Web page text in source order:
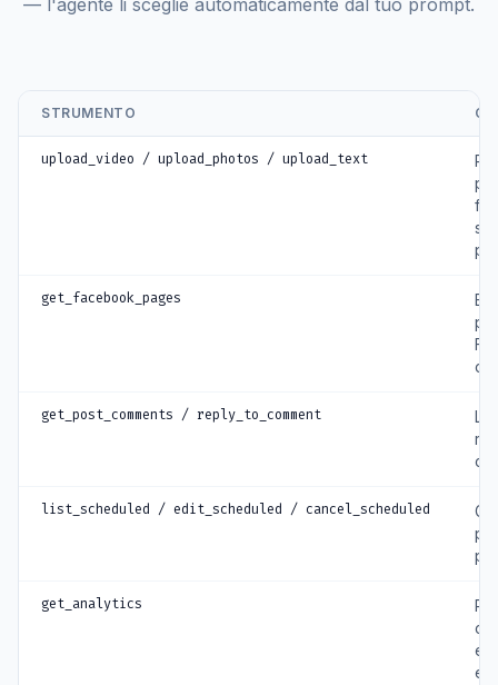
— l'agente li sceglie automaticamente dal tuo prompt.
STRUMENTO
upload_video / upload_photos / upload_text
su
get_facebook_pages
get_post_comments / reply_to_comment
list_scheduled / edit_scheduled / cancel_scheduled
get_analytics
ed